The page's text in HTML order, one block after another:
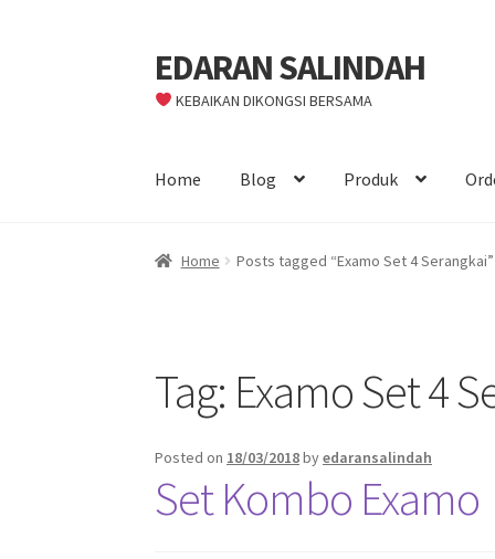
Skip
to
navigation
Skip
to
content
EDARAN SALINDAH
KEBAIKAN DIKONGSI BERSAMA
Home Blog Produk
Home Posts tagged “Examo Set 4 Serangkai”
Tag: Examo Set 4
Posted on 18/03/2018byedaransalindah
Set Kombo Examo